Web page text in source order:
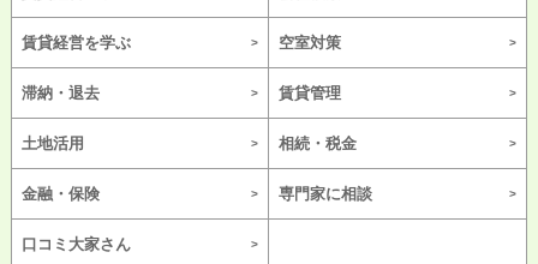
賃貸経営を学ぶ 空室対策
滞納・退去 賃貸管理
土地活用 相続・税金
金融・保険 専門家に相談
口コミ大家さん